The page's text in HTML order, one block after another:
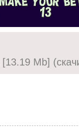
[13.19 Mb]